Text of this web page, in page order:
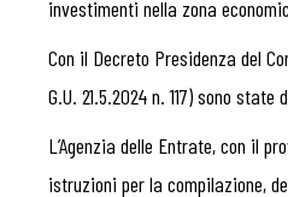
investimenti nella zona
Con il Decreto Presidenza del
G.U. 21.5.2024 n. 117) sono
L’Agenzia delle Entrate, con il
istruzioni per la compilazione,